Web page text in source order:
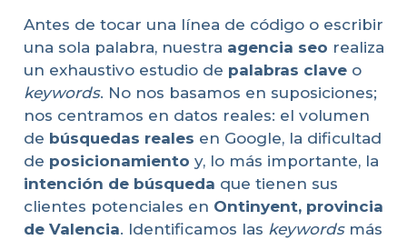
Antes de tocar una línea de código o escribir
una sola palabra, nuestra agencia seo realiza
un exhaustivo estudio de palabras claveo
keywords. No nos basamos en suposiciones;
nos centramos en datos reales: el volumen
de búsquedas reales en Google, la dificultad
de posicionamiento y, lo más importante, la
intención de búsqueda que tienen sus
clientes potenciales en Ontinyent, provincia
de Valencia. Identificamos las keywordsmás